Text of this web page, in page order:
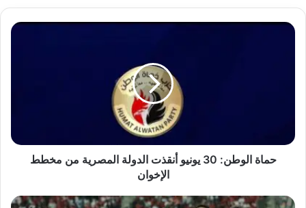
حماة
مخطط
الإخوان
حماة الوطن: 30 يونيو أنقذت الدولة المصرية من مخطط
الإخوان
مرموش